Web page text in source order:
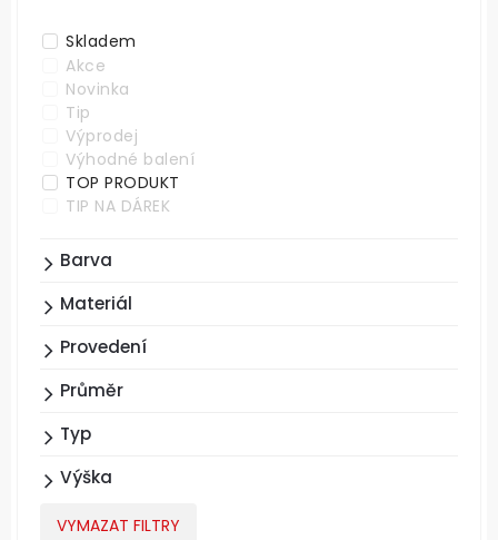
Skladem
Akce
Novinka
Tip
Výprodej
Výhodné balení
TOP PRODUKT
TIP NA DÁREK
Barva
Materiál
Provedení
Průměr
Typ
Výška
VYMAZAT FILTRY